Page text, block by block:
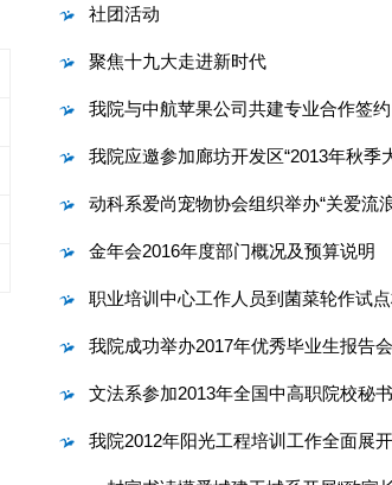
社团活动
聚焦十九大走进新时代
我院与中航苹果公司共建专业合作签约
我院应邀参加廊坊开发区“2013年秋季
动科系爱尚宠物协会组织举办“关爱流
金年会2016年度部门概况及预算说明
职业培训中心工作人员到菌菜轮作试
我院成功举办2017年优秀毕业生报告会
文法系参加2013年全国中高职院校秘
我院2012年阳光工程培训工作全面展开